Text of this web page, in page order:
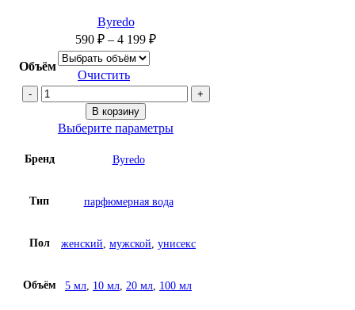
Byredo
590 ₽ – 4 199 ₽
Объём
Очистить
Количество
Парфюм
масляной
BYREDO
В корзину
Выберите параметры
Бренд Byredo
Тип парфюмерная вода
Пол женский мужской унисекс
Объём 5 мл 10 мл 20 мл 100 мл